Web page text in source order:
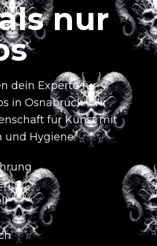
nur
dein Experte für
in Osnabrück.Wir
für Kunst mit
und Hygiene.